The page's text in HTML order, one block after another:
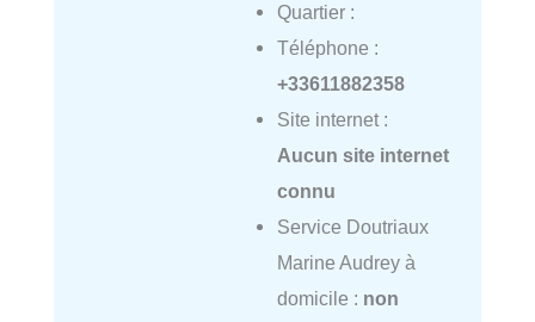
Quartier :
Téléphone :
+33611882358
Site internet :
Aucun site internet
connu
Service Doutriaux
Marine Audrey à
domicile : non